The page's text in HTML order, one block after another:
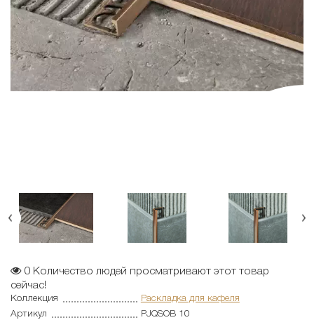
0 Количество людей просматривают этот товар
сейчас!
Коллекция
Раскладка для кафеля
Артикул
PJQSOB 10